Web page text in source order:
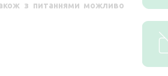
з питаннями можливо